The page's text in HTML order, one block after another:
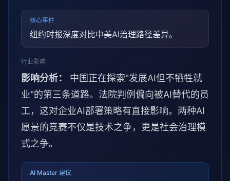
核心事件
纽约时报深度对比中美AI治理路径差异。
行业影响
影响分析：
中国正在探索"发展AI但不牺牲就
业"的第三条道路。法院判例偏向被AI替代的员
工，这对企业AI部署策略有直接影响。两种AI
愿景的竞赛不仅是技术之争，更是社会治理模
式之争。
AI Master 建议